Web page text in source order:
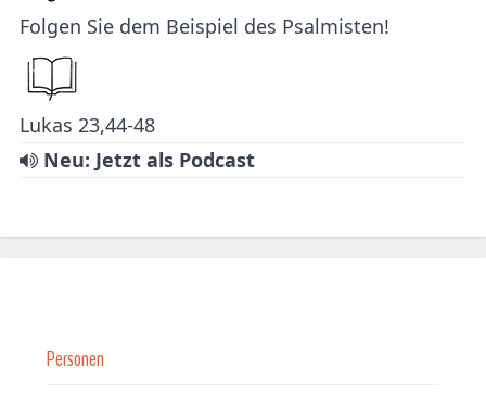
Folgen Sie dem Beispiel des Psalmisten!
Lukas 23,44-48
Neu: Jetzt als Podcast
Personen